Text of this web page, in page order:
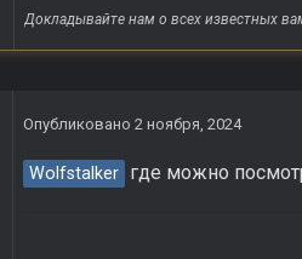
Докладывайте нам о всех известных
Опубликовано 2 ноября, 2024
Wolfstalker где можно